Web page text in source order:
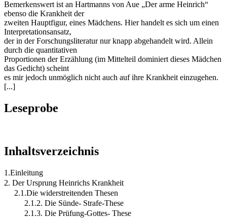
Bemerkenswert ist an Hartmanns von Aue „Der arme Heinrich“
ebenso die Krankheit der
zweiten Hauptfigur, eines Mädchens. Hier handelt es sich um einen
Interpretationsansatz,
der in der Forschungsliteratur nur knapp abgehandelt wird. Allein
durch die quantitativen
Proportionen der Erzählung (im Mittelteil dominiert dieses Mädchen
das Gedicht) scheint
es mir jedoch unmöglich nicht auch auf ihre Krankheit einzugehen.
[...]
Leseprobe
Inhaltsverzeichnis
1.Einleitung
2. Der Ursprung Heinrichs Krankheit
2.1.Die widerstreitenden Thesen
2.1.2. Die Sünde- Strafe-These
2.1.3. Die Prüfung-Gottes- These